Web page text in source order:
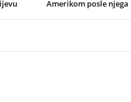
Amerikom posle njega